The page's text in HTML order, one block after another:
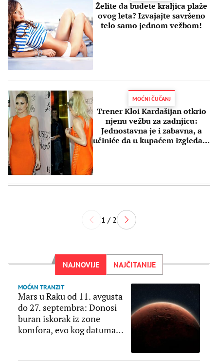
Želite da budete kraljica plaže
ovog leta? Izvajajte savršeno
telo samo jednom vežbom!
MOĆNI ČUČANJ
Trener Kloi Kardašijan otkrio
njenu vežbu za zadnjicu:
Jednostavna je i zabavna, a
učiniće da u kupaćem izgledate
1 / 2
NAJNOVIJE NAJČITANIJE
MOĆAN TRANZIT
Mars u Raku od 11. avgusta
do 27. septembra: Donosi
buran iskorak iz zone
komfora, evo kog datuma